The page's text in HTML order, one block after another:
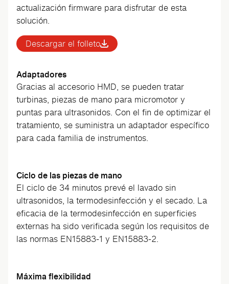
actualización firmware para disfrutar de esta
solución.
Descargar el folleto
Adaptadores
Gracias al accesorio HMD, se pueden tratar
turbinas, piezas de mano para micromotor y
puntas para ultrasonidos. Con el fin de optimizar el
tratamiento, se suministra un adaptador específico
para cada familia de instrumentos.
Ciclo de las piezas de mano
El ciclo de 34 minutos prevé el lavado sin
ultrasonidos, la termodesinfección y el secado. La
eficacia de la termodesinfección en superficies
externas ha sido verificada según los requisitos de
las normas EN15883-1 y EN15883-2.
Máxima flexibilidad